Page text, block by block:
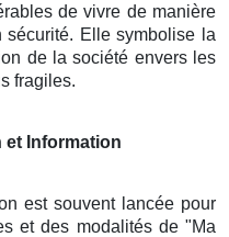
de vivre de manière
sécurité. Elle symbolise la
de la société envers les
fragiles.
et Information
est souvent lancée pour
et des modalités de "Ma